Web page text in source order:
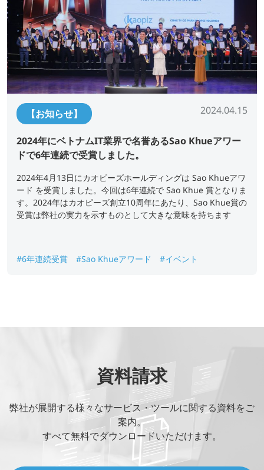
【お知らせ】 2024.04.15
2024年にベトナムIT業界で名誉あるSao Khueアワー
ドで6年連続で受賞しました。
2024年4月13日にカオピーズホールディングは Sao Khueアワ
ード を受賞しました。今回は6年連続で Sao Khue 賞となりま
す。2024年はカオピーズ創立10周年にあたり、Sao Khue賞の
受賞は弊社の実力を示すものとして大きな意味を持ちます
#6年連続受賞 #Sao Khueアワード #イベント
資料請求
弊社が展開する様々なサービス・ツールに関する資料をご
案内。
すべて無料でダウンロードいただけます。